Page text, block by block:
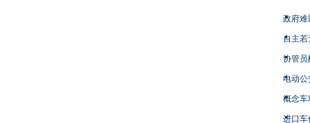
政府难
自主
协管员
电动
概念车
进口车